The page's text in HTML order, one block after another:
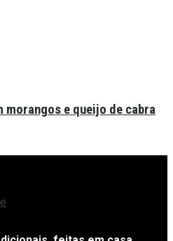
morangos e queijo de cabra